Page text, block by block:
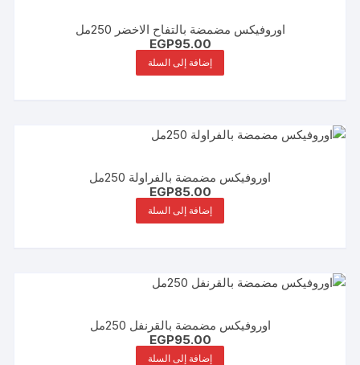
اوروفيكس مضمضة بالتفاح الاخضر 250مل
EGP95.00
إضافة إلى السلة
اوروفيكس مضمضة بالفراولة 250مل
EGP85.00
إضافة إلى السلة
اوروفيكس مضمضة بالقرنفل 250مل
EGP95.00
إضافة إلى السلة